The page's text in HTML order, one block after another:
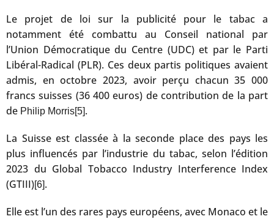
Le projet de loi sur la publicité pour le tabac a
notamment été combattu au Conseil national par
l’Union Démocratique du Centre (UDC) et par le Parti
Libéral-Radical (PLR). Ces deux partis politiques avaient
admis, en octobre 2023, avoir perçu chacun 35 000
francs suisses (36 400 euros) de contribution de la part
de Philip Morris[5].
La Suisse est classée à la seconde place des pays les
plus influencés par l’industrie du tabac, selon l’édition
2023 du Global Tobacco Industry Interference Index
(GTIII)[6].
Elle est l’un des rares pays européens, avec Monaco et le